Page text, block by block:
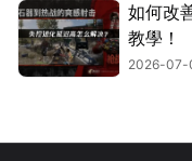
如何改
教學！
2026-07-